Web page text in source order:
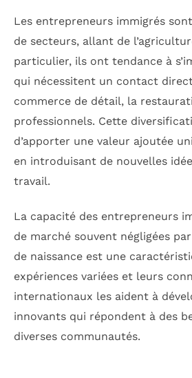
Les entrepreneurs immigrés
de secteurs, allant de
particulier, ils ont tendance à
qui nécessitent un contact
commerce de détail, la
professionnels. Cette
d’apporter une valeur ajoutée
en introduisant de nouvelles
travail.
La capacité des entrepreneurs
de marché souvent négligées
de naissance est une
expériences variées et leurs
internationaux les aident à
innovants qui répondent à des
diverses communautés.